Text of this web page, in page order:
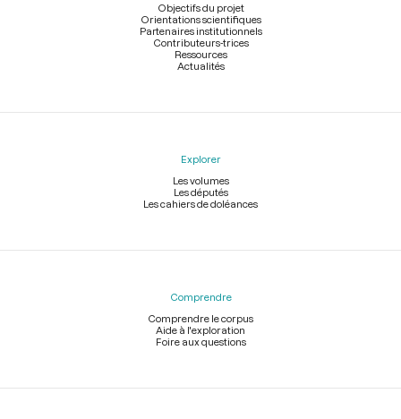
Objectifs du projet
Orientations scientifiques
Partenaires institutionnels
Contributeurs-trices
Ressources
Actualités
Explorer
Les volumes
Les députés
Les cahiers de doléances
Comprendre
Comprendre le corpus
Aide à l'exploration
Foire aux questions